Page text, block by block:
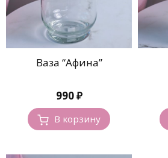
Ваза “Афина”
990₽
В корзину